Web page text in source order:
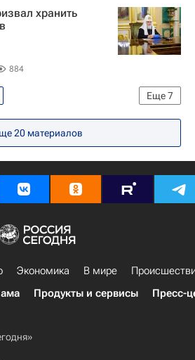
ВМФ России
Авакянц
хранить
884
Еще7
Гундяев)
церковь
Общество Россия
20 материалов
Экономика В мире
Продукты и сервисы Пресс-